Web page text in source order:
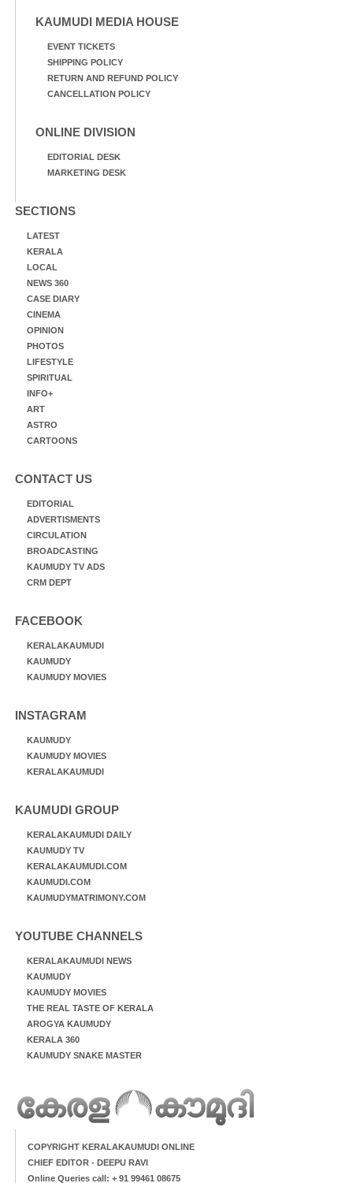
KAUMUDI MEDIA HOUSE
EVENT TICKETS
SHIPPING POLICY
RETURN AND REFUND POLICY
CANCELLATION POLICY
ONLINE DIVISION
EDITORIAL DESK
MARKETING DESK
SECTIONS
LATEST
KERALA
LOCAL
NEWS 360
CASE DIARY
CINEMA
OPINION
PHOTOS
LIFESTYLE
SPIRITUAL
INFO+
ART
ASTRO
CARTOONS
CONTACT US
EDITORIAL
ADVERTISMENTS
CIRCULATION
BROADCASTING
KAUMUDY TV ADS
CRM DEPT
FACEBOOK
KERALAKAUMUDI
KAUMUDY
KAUMUDY MOVIES
INSTAGRAM
KAUMUDY
KAUMUDY MOVIES
KERALAKAUMUDI
KAUMUDI GROUP
KERALAKAUMUDI DAILY
KAUMUDY TV
KERALAKAUMUDI.COM
KAUMUDI.COM
KAUMUDYMATRIMONY.COM
YOUTUBE CHANNELS
KERALAKAUMUDI NEWS
KAUMUDY
KAUMUDY MOVIES
THE REAL TASTE OF KERALA
AROGYA KAUMUDY
KERALA 360
KAUMUDY SNAKE MASTER
COPYRIGHT KERALAKAUMUDI ONLINE
CHIEF EDITOR - DEEPU RAVI
Online Queries call: + 91 99461 08675